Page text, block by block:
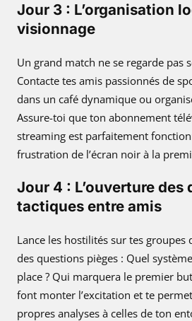
Jour 3 : L’organisation
visionnage
Un grand match ne se regarde pas
Contacte tes amis passionnés de
dans un café dynamique ou
Assure-toi que ton abonnement
streaming est parfaitement
frustration de l’écran noir à la
Jour 4 : L’ouverture des
tactiques entre amis
Lance les hostilités sur tes groupes
des questions pièges : Quel
place ? Qui marquera le premier
font monter l’excitation et te
propres analyses à celles de ton